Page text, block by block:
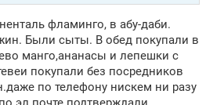
фламинго, в абу-даби.
Были сыты. В обед покупали в
манго,ананасы и лепешки с
покупали без посредников
по телефону нискем ни разу